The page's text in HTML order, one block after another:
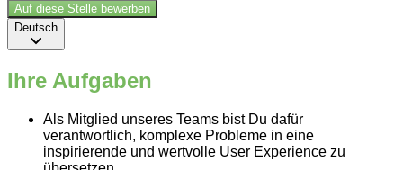
Auf diese Stelle bewerben
Deutsch
Ihre Aufgaben
Als Mitglied unseres Teams bist Du dafür
verantwortlich, komplexe Probleme in eine
inspirierende und wertvolle User Experience zu